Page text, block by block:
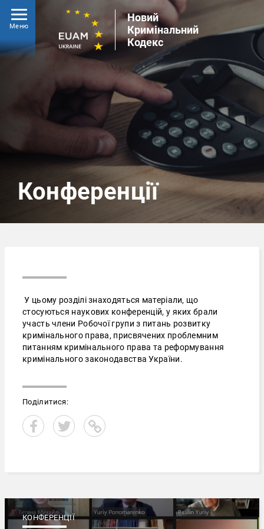
Меню
Новий
Кримінальний
Кодекс
Конференції
У цьому розділі знаходяться матеріали, що
стосуються наукових конференцій, у яких брали
участь члени Робочої групи з питань розвитку
кримінального права, присвячених проблемним
питанням кримінального права та реформування
кримінального законодавства України.
Поділитися:
КОНФЕРЕНЦІЇ